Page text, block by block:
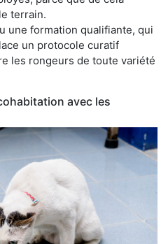
terrain.
une formation qualifiante, qui
un protocole curatif
les rongeurs de toute variété
avec les